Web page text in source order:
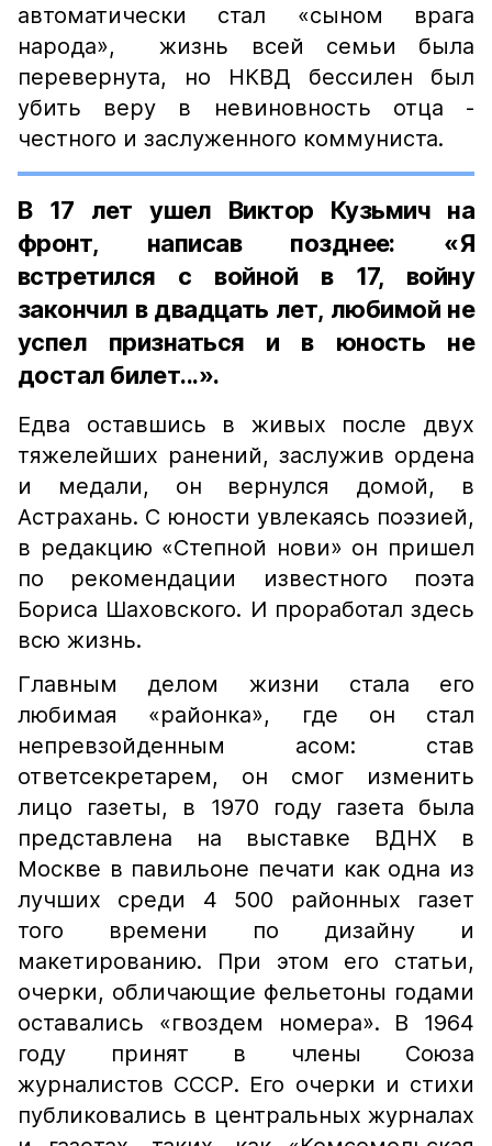
автоматически стал «сыном врага
народа», жизнь всей семьи была
перевернута, но НКВД бессилен был
убить веру в невиновность отца -
честного и заслуженного коммуниста.
В 17 лет ушел Виктор Кузьмич на
фронт, написав позднее: «Я
встретился с войной в 17, войну
закончил в двадцать лет, любимой не
успел признаться и в юность не
достал билет...».
Едва оставшись в живых после двух
тяжелейших ранений, заслужив ордена
и медали, он вернулся домой, в
Астрахань. С юности увлекаясь поэзией,
в редакцию «Степной нови» он пришел
по рекомендации известного поэта
Бориса Шаховского. И проработал здесь
всю жизнь.
Главным делом жизни стала его
любимая «районка», где он стал
непревзойденным асом: став
ответсекретарем, он смог изменить
лицо газеты, в 1970 году газета была
представлена на выставке ВДНХ в
Москве в павильоне печати как одна из
лучших среди 4 500 районных газет
того времени по дизайну и
макетированию. При этом его статьи,
очерки, обличающие фельетоны годами
оставались «гвоздем номера». В 1964
году принят в члены Союза
журналистов СССР. Его очерки и стихи
публиковались в центральных журналах